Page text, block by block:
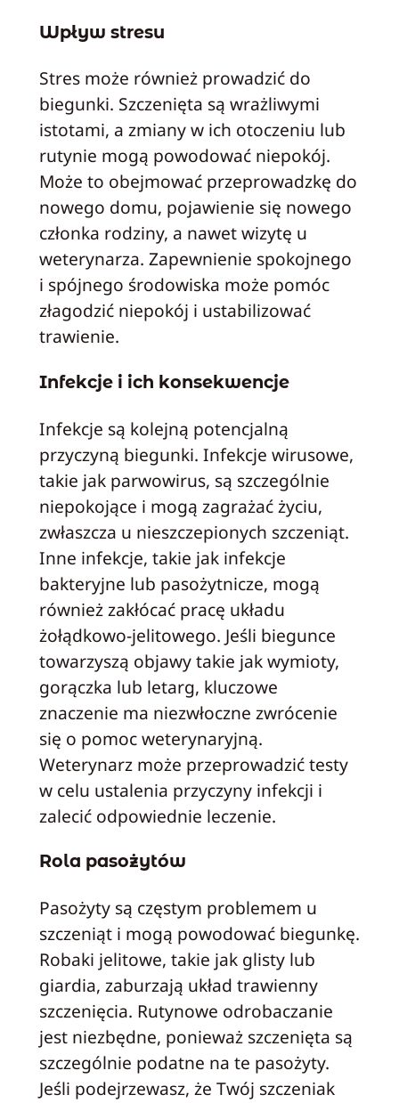
Wpływ stresu
Stres może również prowadzić do
biegunki. Szczenięta są wrażliwymi
istotami, a zmiany w ich otoczeniu lub
rutynie mogą powodować niepokój.
Może to obejmować przeprowadzkę do
nowego domu, pojawienie się nowego
członka rodziny, a nawet wizytę u
weterynarza. Zapewnienie spokojnego
i spójnego środowiska może pomóc
złagodzić niepokój i ustabilizować
trawienie.
Infekcje i ich konsekwencje
Infekcje są kolejną potencjalną
przyczyną biegunki. Infekcje wirusowe,
takie jak parwowirus, są szczególnie
niepokojące i mogą zagrażać życiu,
zwłaszcza u nieszczepionych szczeniąt.
Inne infekcje, takie jak infekcje
bakteryjne lub pasożytnicze, mogą
również zakłócać pracę układu
żołądkowo-jelitowego. Jeśli biegunce
towarzyszą objawy takie jak wymioty,
gorączka lub letarg, kluczowe
znaczenie ma niezwłoczne zwrócenie
się o pomoc weterynaryjną.
Weterynarz może przeprowadzić testy
w celu ustalenia przyczyny infekcji i
zalecić odpowiednie leczenie.
Rola pasożytów
Pasożyty są częstym problemem u
szczeniąt i mogą powodować biegunkę.
Robaki jelitowe, takie jak glisty lub
giardia, zaburzają układ trawienny
szczenięcia. Rutynowe odrobaczanie
jest niezbędne, ponieważ szczenięta są
szczególnie podatne na te pasożyty.
Jeśli podejrzewasz, że Twój szczeniak